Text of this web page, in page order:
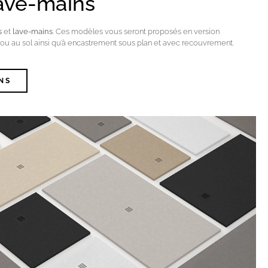
et lave-mains . Ces modèles vous seront proposés en version
au sol ainsi qu’à encastrement sous plan et avec recouvrement.